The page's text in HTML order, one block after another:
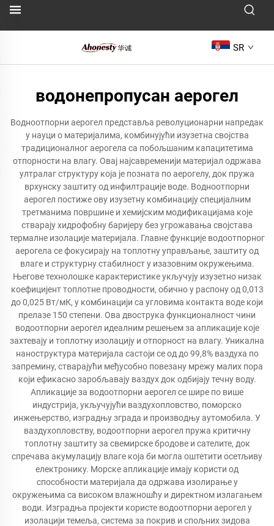
SR
водонепропусан аерогел
Водноотпорни аерогел представља револуционарни напредак
у науци о материјалима, комбинујући изузетна својства
традиционалног аерогела са побољшаним капацитетима
отпорности на влагу. Овај најсавременији материјал одржава
ултралаг структуру која је позната по аерогелу, док пружа
врхунску заштиту од инфилтрације воде. Водноотпорни
аерогел постиже ову изузетну комбинацију специјалним
третманима површине и хемијским модификацијама које
стварају хидрофобну баријеру без угрожавања својстава
термалне изолације материјала. Главне функције водоотпорног
аерогела се фокусирају на топлотну управљање, заштиту од
влаге и структурну стабилност у изазовним окружењима.
Његове технолошке карактеристике укључују изузетно низак
коефицијент топлотне проводности, обично у распону од 0,013
до 0,025 Вт/мК, у комбинацији са угловима контакта воде који
прелазе 150 степени. Ова двострука функционалност чини
водоотпорни аерогел идеалним решењем за апликације које
захтевају и топлотну изолацију и отпорност на влагу. Уникална
наноструктура материјала састоји се од до 99,8% ваздуха по
запремину, стварајући међусобно повезану мрежу малих пора
који ефикасно заробљавају ваздух док одбијају течну воду.
Апликације за водоотпорни аерогел се шире по више
индустрија, укључујући ваздухопловство, поморско
инжењерство, изградњу зграда и производњу аутомобила. У
ваздухопловству, водоотпорни аерогел пружа критичну
топлотну заштиту за свемирске бродове и сателите, док
спречава акумулацију влаге која би могла оштетити осетљиву
електронику. Морске апликације имају користи од
способности материјала да одржава изолирање у
окружењима са високом влажношћу и директном излагањем
води. Изградња пројекти користе водоотпорни аерогел у
изолацији темеља, система за покрив и спољних зидова